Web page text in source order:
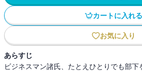
カートに入れる
お気に入り
あらすじ
ビジネスマン諸氏、たとえひとりでも部